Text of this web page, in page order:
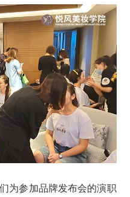
为参加品牌发布会的演职